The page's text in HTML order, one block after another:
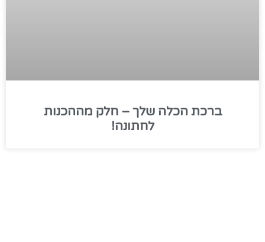
ברכת הכלה שלך – חלק מההכנות
לחתונה!